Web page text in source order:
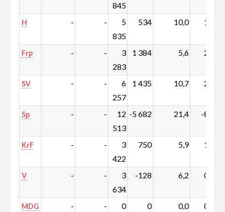
845
H - -
5
835
534 10,0 1,2
Frp - -
3
283
1 384 5,6 2,5
SV - -
6
257
1 435 10,7 2,7
Sp - -
12
513
-5 682 21,4 -8,9
KrF - -
3
422
750 5,9 1,4
V - -
3
634
-128 6,2 0,0
MDG - - 0 0 0,0 0,0